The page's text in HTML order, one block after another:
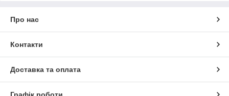
Про нас
Контакти
Доставка та оплата